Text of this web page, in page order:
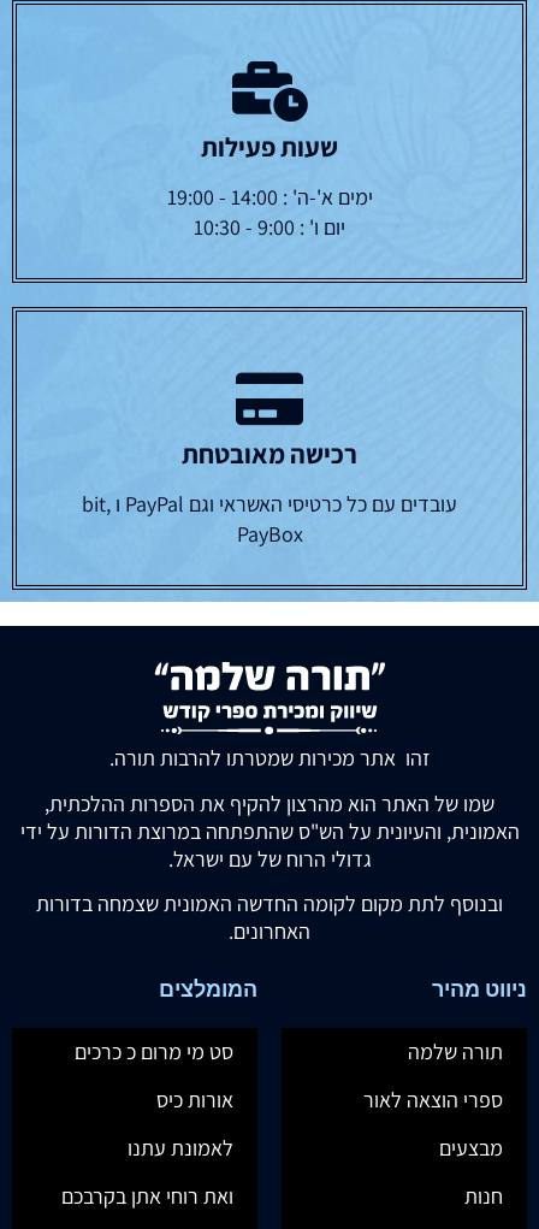
שעות פעילות
ימים א'-ה' : 14:00 - 19:00
יום ו' : 9:00 - 10:30
רכישה מאובטחת
עובדים עם כל כרטיסי האשראי וגם PayPal ו bit,
PayBox
זהו אתר מכירות שמטרתו להרבות תורה.
שמו של האתר הוא מהרצון להקיף את הספרות ההלכתית,
האמונית, והעיונית על הש"ס שהתפתחה במרוצת הדורות על ידי
גדולי הרוח של עם ישראל.
ובנוסף לתת מקום לקומה החדשה האמונית שצמחה בדורות
האחרונים.
ניווט מהיר
תורה שלמה
ספרי הוצאה לאור
מבצעים
חנות
המומלצים
סט מי מרום כ כרכים
אורות כיס
לאמונת עתנו
ואת רוחי אתן בקרבכם